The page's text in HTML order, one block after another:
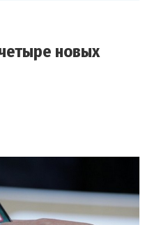
новых